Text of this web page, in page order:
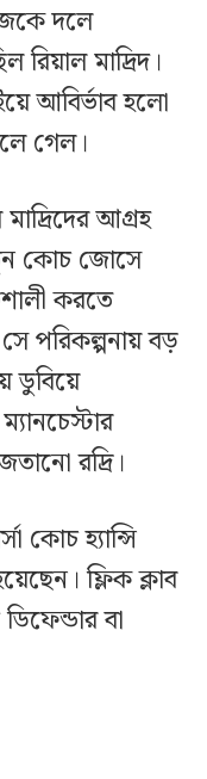
দলে
মাদ্রিদ।
আবির্ভাব হলো
গেল।
আগ্রহ
কোচ জোসে
করতে
পরিকল্পনায় বড়
ডুবিয়ে
রদ্রি।
কোচ হ্যান্সি
ফ্লিক ক্লাব
বা